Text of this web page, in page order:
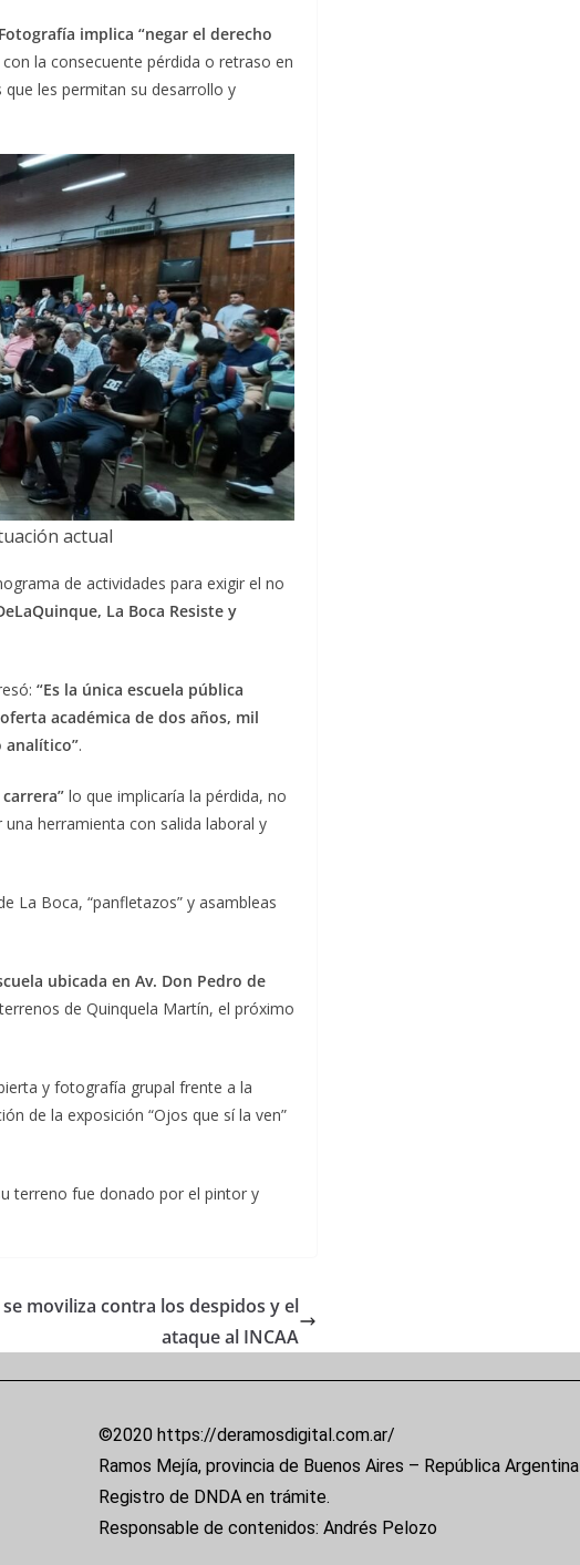
implica “negar el derecho
con la consecuente pérdida o retraso en
les permitan su desarrollo y
actual
de actividades para exigir el no
La Boca Resiste y
“Es la única escuela pública
académica de dos años, mil
analítico”.
lo que implicaría la pérdida, no
herramienta con salida laboral y
La Boca, “panfletazos” y asambleas
ubicada en Av. Don Pedro de
de Quinquela Martín, el próximo
y fotografía grupal frente a la
de la exposición “Ojos que sí la ven”
terreno fue donado por el pintor y
moviliza contra los despidos y el
ataque al INCAA
©2020 https://deramosdigital.com.ar/
Ramos Mejía, provincia de Buenos Aires – República Argentina
Registro de DNDA en trámite.
Responsable de contenidos: Andrés Pelozo